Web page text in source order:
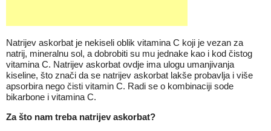
Natrijev askorbat je nekiseli oblik vitamina C koji je vezan za
natrij, mineralnu sol, a dobrobiti su mu jednake kao i kod čistog
vitamina C. Natrijev askorbat ovdje ima ulogu umanjivanja
kiseline, što znači da se natrijev askorbat lakše probavlja i više
apsorbira nego čisti vitamin C. Radi se o kombinaciji sode
bikarbone i vitamina C.
Za što nam treba natrijev askorbat?